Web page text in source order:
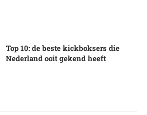
Top 10: de beste kickboksers die
Nederland ooit gekend heeft